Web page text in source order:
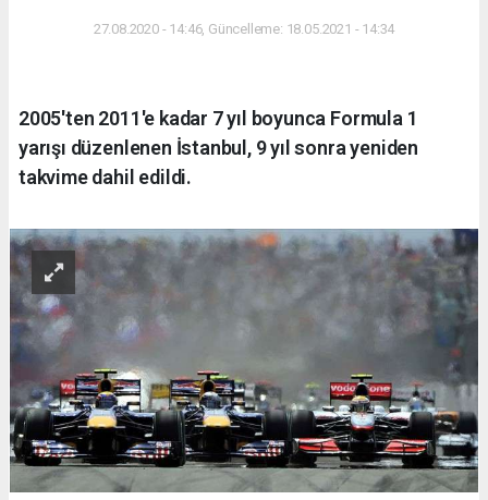
27.08.2020 - 14:46, Güncelleme: 18.05.2021 - 14:34
2005'ten 2011'e kadar 7 yıl boyunca Formula 1
yarışı düzenlenen İstanbul, 9 yıl sonra yeniden
takvime dahil edildi.